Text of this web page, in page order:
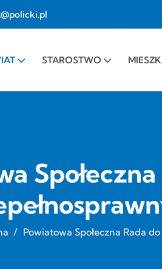
STAROSTWO
/ Powiatowa Społeczna Rada